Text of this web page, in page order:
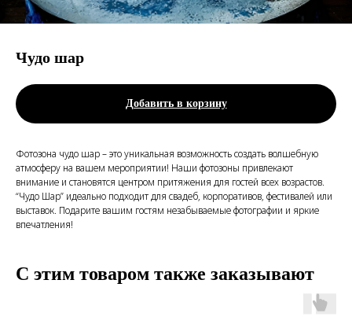
Чудо шар
Добавить в корзину
Фотозона чудо шар – это уникальная возможность создать волшебную
атмосферу на вашем мероприятии! Наши фотозоны привлекают
внимание и становятся центром притяжения для гостей всех возрастов.
“Чудо Шар” идеально подходит для свадеб, корпоративов, фестивалей или
выставок. Подарите вашим гостям незабываемые фотографии и яркие
впечатления!
С этим товаром также заказывают